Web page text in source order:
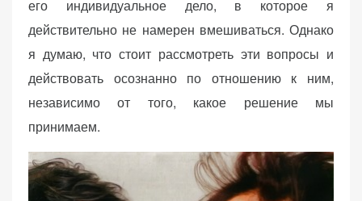
его индивидуальное дело, в которое я
действительно не намерен вмешиваться. Однако
я думаю, что стоит рассмотреть эти вопросы и
действовать осознанно по отношению к ним,
независимо от того, какое решение мы
принимаем.